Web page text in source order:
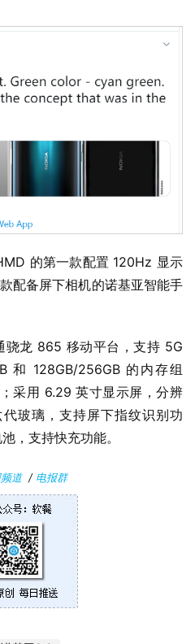
的第一款配置 120Hz 显示
配备屏下相机的诺基亚智能手
龙 865 移动平台，支持 5G
和 128GB/256GB 的内存组
采用 6.29 英寸显示屏，分辨
玻璃，支持屏下指纹识别功
，支持快充功能。
道/ 电报群